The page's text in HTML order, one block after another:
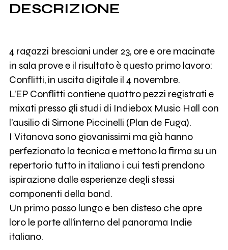
DESCRIZIONE
4 ragazzi bresciani under 23, ore e ore macinate
in sala prove e il risultato è questo primo lavoro:
Conflitti, in uscita digitale il 4 novembre.
L'EP Conflitti contiene quattro pezzi registrati e
mixati presso gli studi di Indiebox Music Hall con
l'ausilio di Simone Piccinelli (Plan de Fuga).
I Vitanova sono giovanissimi ma già hanno
perfezionato la tecnica e mettono la firma su un
repertorio tutto in italiano i cui testi prendono
ispirazione dalle esperienze degli stessi
componenti della band.
Un primo passo lungo e ben disteso che apre
loro le porte all'interno del panorama Indie
italiano.